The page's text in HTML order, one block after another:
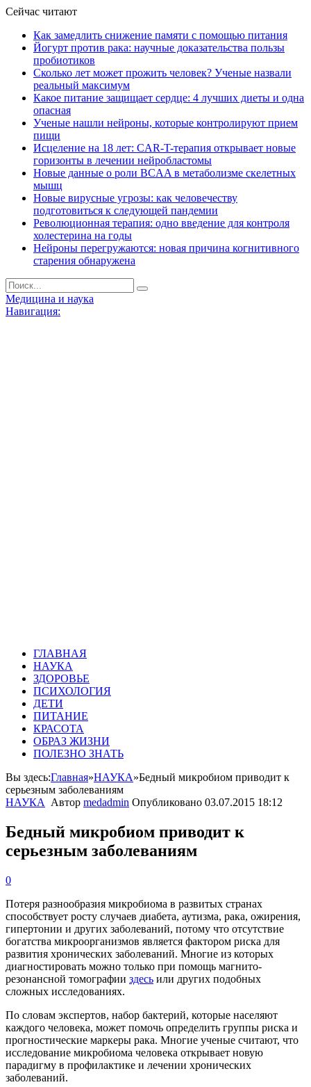
Сейчас читают
Как замедлить снижение памяти с помощью питания
Йогурт против рака: научные доказательства пользы
пробиотиков
Сколько лет может прожить человек? Ученые назвали
реальный максимум
Какое питание защищает сердце: 4 лучших диеты и одна
опасная
Ученые нашли нейроны, которые контролируют прием
пищи
Исцеление на 18 лет: CAR-T-терапия открывает новые
горизонты в лечении нейробластомы
Новые данные о роли BCAA в метаболизме скелетных
мышц
Новые вирусные угрозы: как человечеству
подготовиться к следующей пандемии
Революционная терапия: одно введение для контроля
холестерина на годы
Нейроны перегружаются: новая причина когнитивного
старения обнаружена
Медицина и наука
Навигация:
ГЛАВНАЯ
НАУКА
ЗДОРОВЬЕ
ПСИХОЛОГИЯ
ДЕТИ
ПИТАНИЕ
КРАСОТА
ОБРАЗ ЖИЗНИ
ПОЛЕЗНО ЗНАТЬ
Вы здесь:Главная»НАУКА»Бедный микробиом приводит к
серьезным заболеваниям
НАУКА
Автор medadmin Опубликовано 03.07.2015 18:12
Бедный микробиом приводит к
серьезным заболеваниям
0
Потеря разнообразия микробиома в развитых странах
способствует росту случаев диабета, аутизма, рака, ожирения,
гипертонии и других заболеваний, потому что отсутствие
богатства микроорганизмов является фактором риска для
развития хронических заболеваний. Многие из которых
диагностировать можно только при помощь магнито-
резонансной томографии здесь или других подобных
сложных исследованиях.
По словам экспертов, набор бактерий, которые населяют
каждого человека, может помочь определить группы риска и
прогностические маркеры рака. Многие ученые считают, что
исследование микробиома человека открывает новую
парадигму в профилактике и лечении хронических
заболеваний.